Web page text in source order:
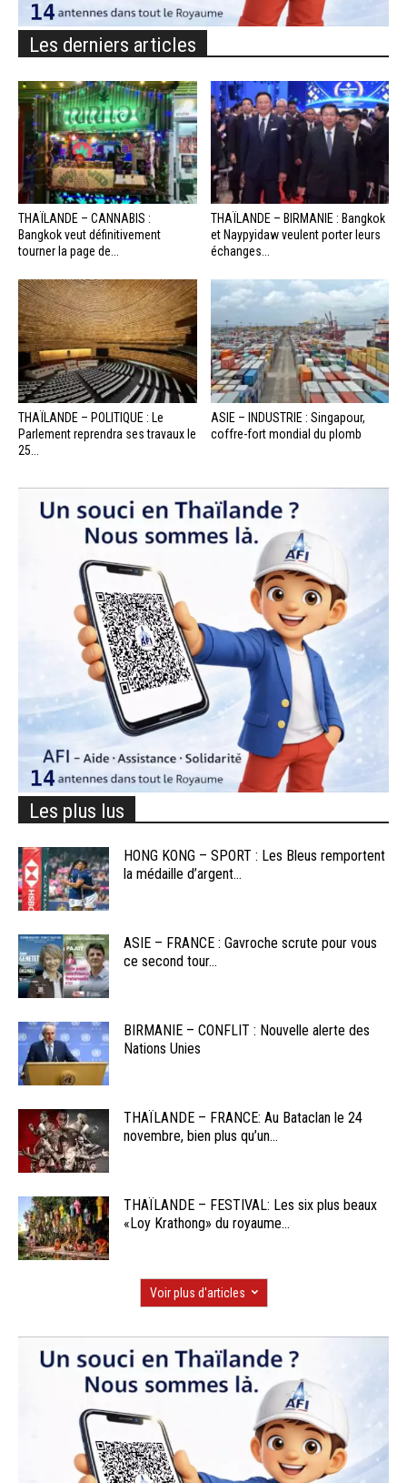
Les derniers articles
THAÏLANDE – CANNABIS :
Bangkok veut définitivement
tourner la page de...
THAÏLANDE – BIRMANIE : Bangkok
et Naypyidaw veulent porter leurs
échanges...
THAÏLANDE – POLITIQUE : Le
Parlement reprendra ses travaux le
25...
ASIE – INDUSTRIE : Singapour,
coffre-fort mondial du plomb
Les plus lus
HONG KONG – SPORT : Les Bleus remportent
la médaille d’argent...
ASIE – FRANCE : Gavroche scrute pour vous
ce second tour...
BIRMANIE – CONFLIT : Nouvelle alerte des
Nations Unies
THAÏLANDE – FRANCE: Au Bataclan le 24
novembre, bien plus qu’un...
THAÏLANDE – FESTIVAL: Les six plus beaux
«Loy Krathong» du royaume...
Voir plus d'articles